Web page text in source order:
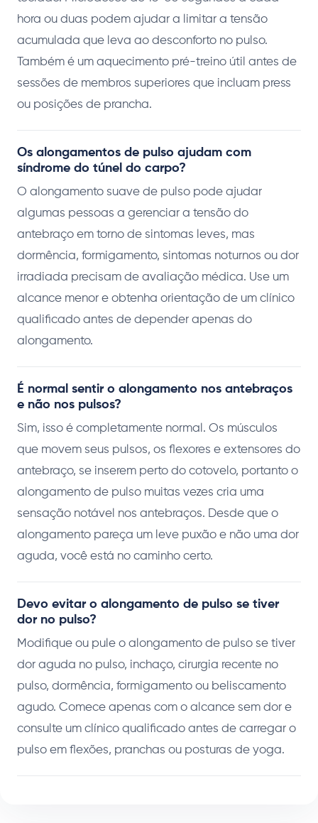
hora ou duas podem ajudar a limitar a tensão
acumulada que leva ao desconforto no pulso.
Também é um aquecimento pré-treino útil antes de
sessões de membros superiores que incluam press
ou posições de prancha.
Os alongamentos de pulso ajudam com
síndrome do túnel do carpo?
O alongamento suave de pulso pode ajudar
algumas pessoas a gerenciar a tensão do
antebraço em torno de sintomas leves, mas
dormência, formigamento, sintomas noturnos ou dor
irradiada precisam de avaliação médica. Use um
alcance menor e obtenha orientação de um clínico
qualificado antes de depender apenas do
alongamento.
É normal sentir o alongamento nos antebraços
e não nos pulsos?
Sim, isso é completamente normal. Os músculos
que movem seus pulsos, os flexores e extensores do
antebraço, se inserem perto do cotovelo, portanto o
alongamento de pulso muitas vezes cria uma
sensação notável nos antebraços. Desde que o
alongamento pareça um leve puxão e não uma dor
aguda, você está no caminho certo.
Devo evitar o alongamento de pulso se tiver
dor no pulso?
Modifique ou pule o alongamento de pulso se tiver
dor aguda no pulso, inchaço, cirurgia recente no
pulso, dormência, formigamento ou beliscamento
agudo. Comece apenas com o alcance sem dor e
consulte um clínico qualificado antes de carregar o
pulso em flexões, pranchas ou posturas de yoga.